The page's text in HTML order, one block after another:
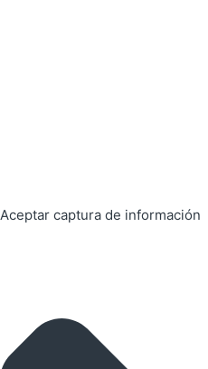
Aceptar captura de información